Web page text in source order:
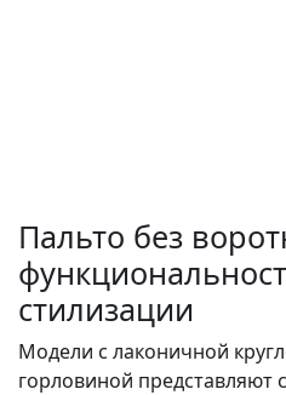
Пальто без
стилизации
Модели с лаконичной
горловиной представляют